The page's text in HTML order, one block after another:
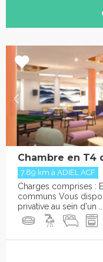
Chambre en T4
7.89 km à ADIEL ACF
Charges comprises :
communs Vous
privative au sein d'un ...